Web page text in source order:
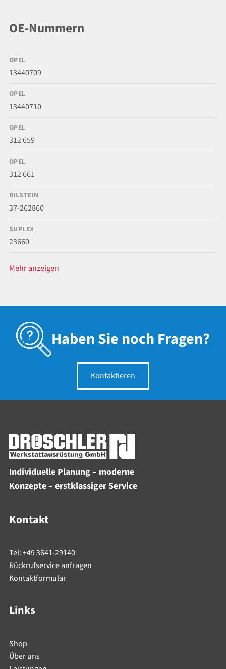
OE-Nummern
OPEL
13440709
OPEL
13440710
OPEL
312 659
OPEL
312 661
BILSTEIN
37-262860
SUPLEX
23660
Mehr anzeigen
Haben Sie noch Fragen?
Kontaktieren
Individuelle Planung – moderne
Konzepte – erstklassiger Service
Kontakt
Tel: +49 3641-29140
Rückrufservice anfragen
Kontaktformular
Links
Shop
Über uns